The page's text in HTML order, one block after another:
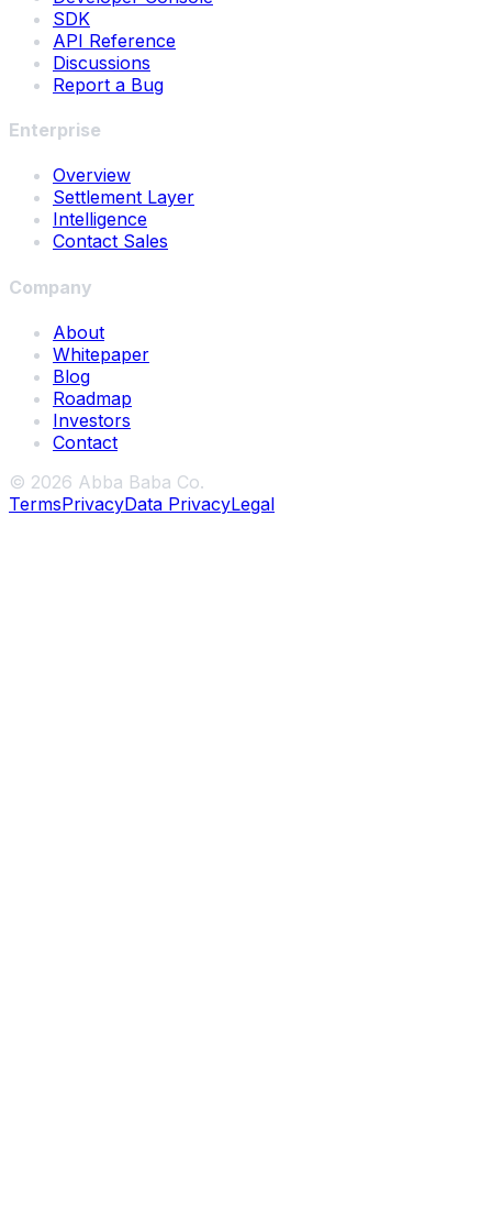
SDK
API Reference
Discussions
Report a Bug
Enterprise
Overview
Settlement Layer
Intelligence
Contact Sales
Company
About
Whitepaper
Blog
Roadmap
Investors
Contact
© 2026 Abba Baba Co.
TermsPrivacyData PrivacyLegal